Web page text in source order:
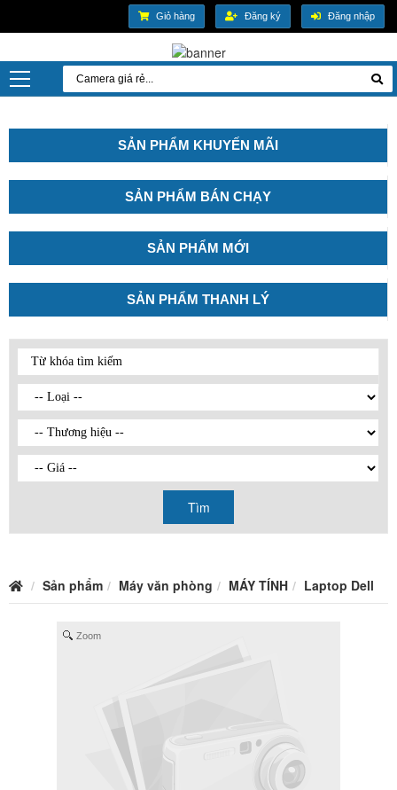
Giỏ hàng Đăng ký Đăng nhập
SẢN PHẨM KHUYẾN MÃI
SẢN PHẨM BÁN CHẠY
SẢN PHẨM MỚI
SẢN PHẨM THANH LÝ
Tìm
Sản phẩm Máy văn phòng MÁY TÍNH Laptop Dell
Zoom